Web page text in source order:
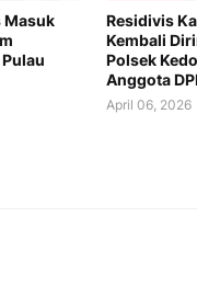
Masuk
Residivis
Kembali
Polsek
Anggota
April 06, 2026